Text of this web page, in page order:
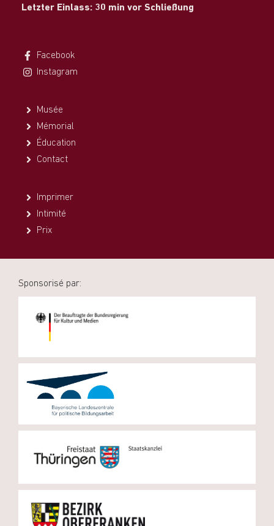
Letzter Einlass: 30 min vor Schließung
Facebook
Instagram
Musée
Mémorial
Éducation
Contact
Imprimer
Intimité
Prix
Sponsorisé par: